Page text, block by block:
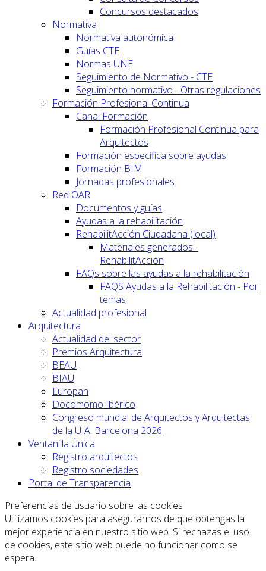
Concursos destacados
Normativa
Normativa autonómica
Guías CTE
Normas UNE
Seguimiento de Normativo - CTE
Seguimiento normativo - Otras regulaciones
Formación Profesional Continua
Canal Formación
Formación Profesional Continua para
Arquitectos
Formación específica sobre ayudas
Formación BIM
Jornadas profesionales
Red OAR
Documentos y guías
Ayudas a la rehabilitación
RehabilitAcción Ciudadana (local)
Materiales generados -
RehabilitAcción
FAQs sobre las ayudas a la rehabilitación
FAQS Ayudas a la Rehabilitación - Por
temas
Actualidad profesional
Arquitectura
Actualidad del sector
Premios Arquitectura
BEAU
BIAU
Europan
Docomomo Ibérico
Congreso mundial de Arquitectos y Arquitectas
de la UIA. Barcelona 2026
Ventanilla Única
Registro arquitectos
Registro sociedades
Portal de Transparencia
Preferencias de usuario sobre las cookies
Utilizamos cookies para asegurarnos de que obtengas la
mejor experiencia en nuestro sitio web. Si rechazas el uso
de cookies, este sitio web puede no funcionar como se
espera.